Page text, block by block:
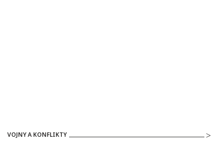
VOJNY A KONFLIKTY